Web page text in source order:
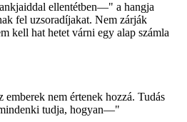
ellentétben—" a hangja
fel uzsoradíjakat. Nem zárják
kell hat hetet várni egy alap számla
emberek nem értenek hozzá. Tudás
tudja, hogyan—"